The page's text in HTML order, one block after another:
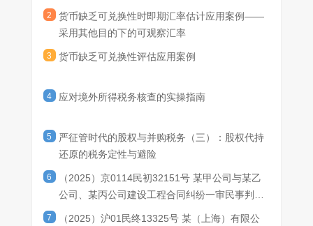
监管部门管制及其他经常性干预的汇率，可观察的自由浮动汇率更
能反映当前主要经济状况;四是汇率更新的频率。相较于长期不变的
可观察汇率，每日或以更高频率更新的可观察汇率更能反映当前主
要经济状况。
币，前述一定时间范围允许因法律或监管规定、公共假期等实际因
素导致的兑换业务办理的正常延迟。因此，在满足《企业会计准则
解释第20号》其他相关评估要求的情况下，甲公司在提交申请后10
个工作日内能够取得L货币的，可认定M货币可兑换为L货币。
义务，也不存在其他能够产生可强制执行权利和义务的市场或兑换
机制。根据《企业会计准则解释第20号》，在评估一种货币是否可
兑换为另一种货币时，应当仅考虑能够产生可强制执行权利和义务
的市场或兑换机制。本情形中由于在官方兑换渠道暂停期间，不存
司应当认定M货币不可兑换为L货币。
情形二中，甲公司仅可基于进口食品和药品的目的申请将P货
币兑换为L货币，而不能为变现或结算对丙公司的净投资申请兑换L
货币。根据《企业会计准则解释第20号》，在评估一种货币是否可
兑换为另一种货币时，对于境外经营财务状况和经营成果的折算，
投资。本情形中，由于甲公司不能基于变现或结算对丙公司净投资
2
货币缺乏可兑换性时即期汇率估计应用案例——
采用其他目的下的可观察汇率
3 货币缺乏可兑换性评估应用案例
4 应对境外所得税务核查的实操指南
5
严征管时代的股权与并购税务（三）：股权代持
还原的税务定性与避险
6
（2025）京0114民初32151号 某甲公司与某乙
公司、某丙公司建设工程合同纠纷一审民事判决
7
（2025）沪01民终13325号 某（上海）有限公